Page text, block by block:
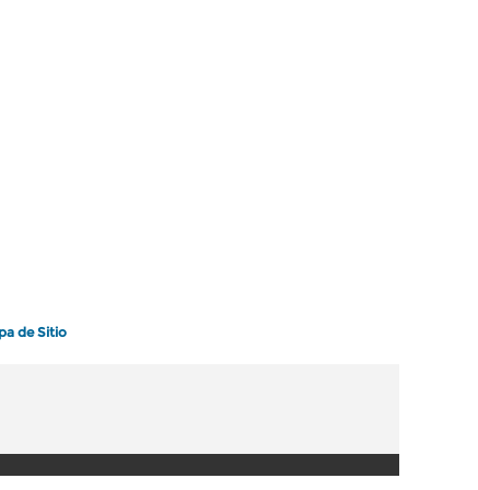
de Sitio